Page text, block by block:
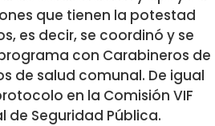
que tienen la potestad
es decir, se coordinó y se
con Carabineros de
de salud comunal. De igual
en la Comisión VIF
de Seguridad Pública.